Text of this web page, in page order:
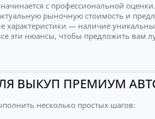
с профессиональной
рыночную стоимость и
— наличие
эти нюансы, чтобы предложить вам
ВЫКУП ПРЕМИУМ
несколько простых шагов: